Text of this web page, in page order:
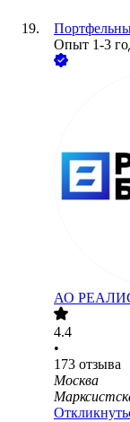
Опыт 1-3
АО
4.4
•
173 отзыва
Москва